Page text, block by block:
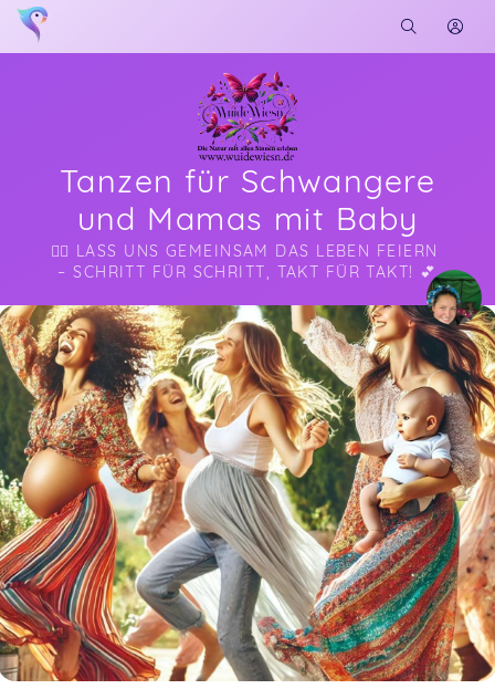
Tanzen für Schwangere
und Mamas mit Baby
👯‍♀️ LASS UNS GEMEINSAM DAS LEBEN FEIERN
– SCHRITT FÜR SCHRITT, TAKT FÜR TAKT! 💕
Soon you will learn more about me here...